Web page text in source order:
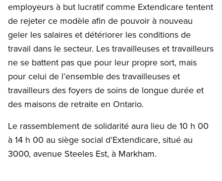
employeurs à but lucratif comme Extendicare tentent
de rejeter ce modèle afin de pouvoir à nouveau
geler les salaires et détériorer les conditions de
travail dans le secteur. Les travailleuses et travailleurs
ne se battent pas que pour leur propre sort, mais
pour celui de l’ensemble des travailleuses et
travailleurs des foyers de soins de longue durée et
des maisons de retraite en Ontario.
Le rassemblement de solidarité aura lieu de 10 h 00
à 14 h 00 au siège social d’Extendicare, situé au
3000, avenue Steeles Est, à Markham.